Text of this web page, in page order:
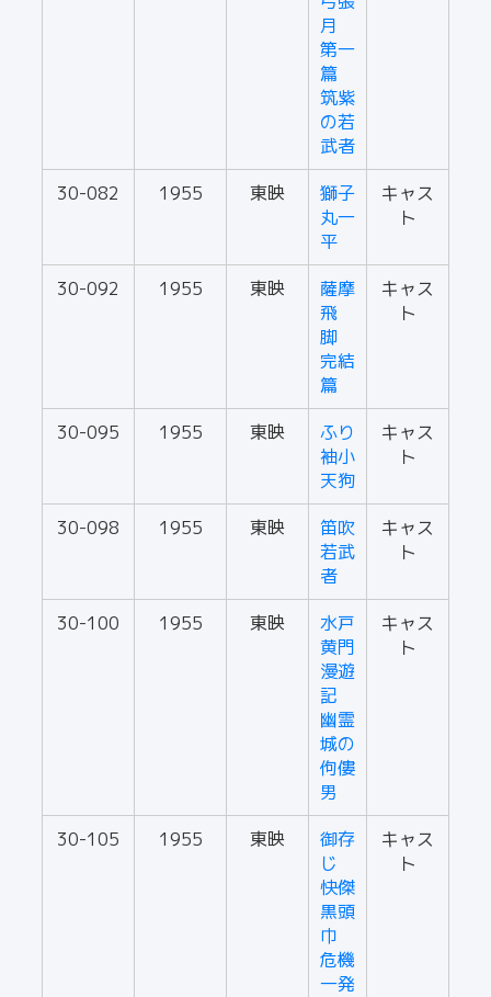
月
第一
篇
筑紫
の若
武者
30-082 1955 東映
獅子
丸一
平
キャス
ト
30-092 1955 東映
薩摩
飛
脚
完結
篇
キャス
ト
30-095 1955 東映
ふり
袖小
天狗
キャス
ト
30-098 1955 東映
笛吹
若武
者
キャス
ト
30-100 1955 東映
水戸
黄門
漫遊
記
幽霊
城の
佝僂
男
キャス
ト
30-105 1955 東映
御存
じ
快傑
黒頭
巾
危機
一発
キャス
ト